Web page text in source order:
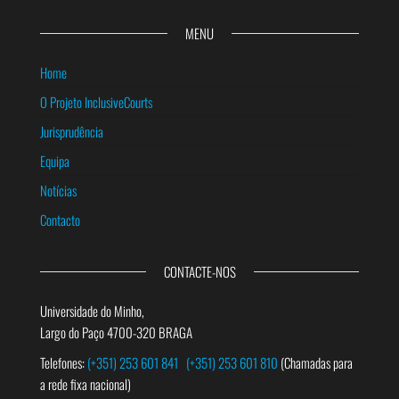
MENU
Home
O Projeto InclusiveCourts
Jurisprudência
Equipa
Notícias
Contacto
CONTACTE-NOS
Universidade do Minho,
Largo do Paço 4700-320 BRAGA
Telefones:(+351) 253 601 841 (+351) 253 601 810 (Chamadas para
a rede fixa nacional)